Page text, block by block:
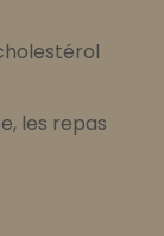
les repas